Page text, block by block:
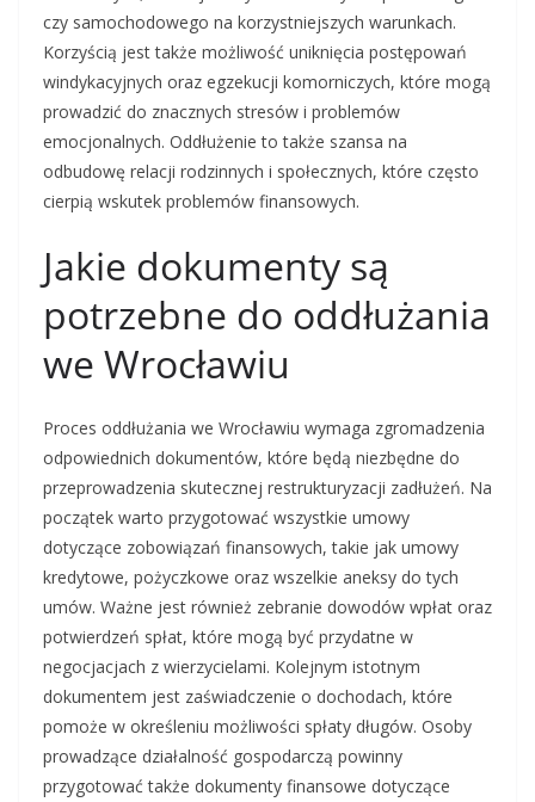
czy samochodowego na korzystniejszych warunkach.
Korzyścią jest także możliwość uniknięcia postępowań
windykacyjnych oraz egzekucji komorniczych, które mogą
prowadzić do znacznych stresów i problemów
emocjonalnych. Oddłużenie to także szansa na
odbudowę relacji rodzinnych i społecznych, które często
cierpią wskutek problemów finansowych.
Jakie dokumenty są
potrzebne do oddłużania
we Wrocławiu
Proces oddłużania we Wrocławiu wymaga zgromadzenia
odpowiednich dokumentów, które będą niezbędne do
przeprowadzenia skutecznej restrukturyzacji zadłużeń. Na
początek warto przygotować wszystkie umowy
dotyczące zobowiązań finansowych, takie jak umowy
kredytowe, pożyczkowe oraz wszelkie aneksy do tych
umów. Ważne jest również zebranie dowodów wpłat oraz
potwierdzeń spłat, które mogą być przydatne w
negocjacjach z wierzycielami. Kolejnym istotnym
dokumentem jest zaświadczenie o dochodach, które
pomoże w określeniu możliwości spłaty długów. Osoby
prowadzące działalność gospodarczą powinny
przygotować także dokumenty finansowe dotyczące